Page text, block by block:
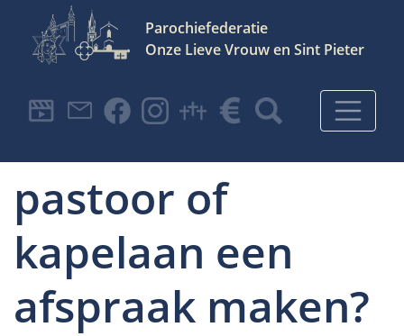
Hoofdnavigatie
Parochiefederatie
Onze Lieve Vrouw en Sint Pieter
Kan ik met de
pastoor of
kapelaan een
afspraak maken?